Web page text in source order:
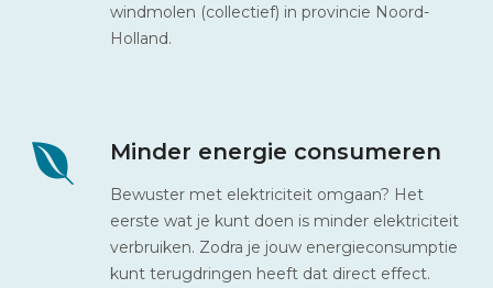
windmolen (collectief) in provincie Noord-
Holland.
Minder energie consumeren
Bewuster met elektriciteit omgaan? Het
eerste wat je kunt doen is minder elektriciteit
verbruiken. Zodra je jouw energieconsumptie
kunt terugdringen heeft dat direct effect.